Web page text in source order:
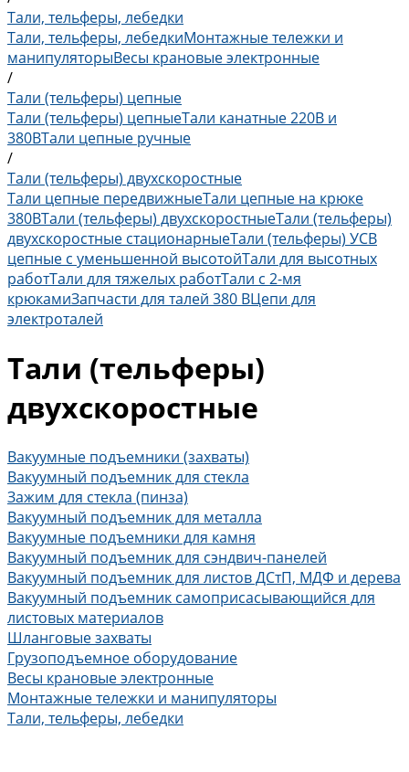
Тали, тельферы, лебедки
Тали, тельферы, лебедкиМонтажные тележки и
манипуляторыВесы крановые электронные
/
Тали (тельферы) цепные
Тали (тельферы) цепныеТали канатные 220В и
380ВТали цепные ручные
/
Тали (тельферы) двухскоростные
Тали цепные передвижныеТали цепные на крюке
380ВТали (тельферы) двухскоростныеТали (тельферы)
двухскоростные стационарныеТали (тельферы) УСВ
цепные с уменьшенной высотойТали для высотных
работТали для тяжелых работТали с 2-мя
крюкамиЗапчасти для талей 380 ВЦепи для
электроталей
Тали (тельферы)
двухскоростные
Вакуумные подъемники (захваты)
Вакуумный подъемник для стекла
Зажим для стекла (пинза)
Вакуумный подъемник для металла
Вакуумные подъемники для камня
Вакуумный подъемник для сэндвич-панелей
Вакуумный подъемник для листов ДСтП, МДФ и дерева
Вакуумный подъемник самоприсасывающийся для
листовых материалов
Шланговые захваты
Грузоподъемное оборудование
Весы крановые электронные
Монтажные тележки и манипуляторы
Тали, тельферы, лебедки